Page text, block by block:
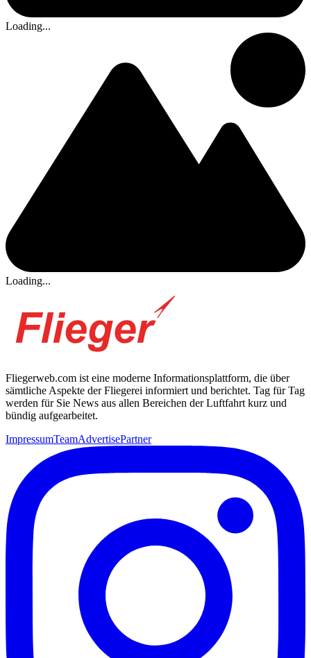
Loading...
Loading...
Fliegerweb.com ist eine moderne Informationsplattform, die über
sämtliche Aspekte der Fliegerei informiert und berichtet. Tag für Tag
werden für Sie News aus allen Bereichen der Luftfahrt kurz und
bündig aufgearbeitet.
ImpressumTeamAdvertisePartner